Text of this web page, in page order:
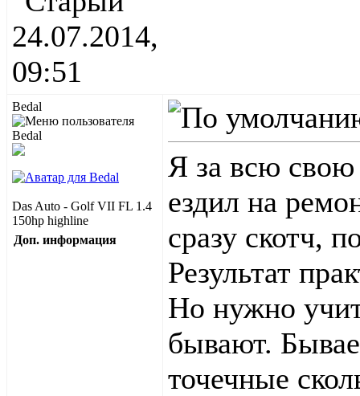
24.07.2014,
09:51
Bedal
Das Auto - Golf VII FL 1.4
150hp highline
Доп. информация
Я за всю свою
ездил на
сразу скотч,
Результат
Но нужно
бывают.
точечные